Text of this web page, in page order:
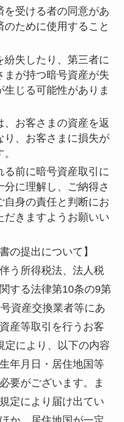
を受ける者の同意があ
ために使用すること
失したり、第三者に
まが持つ暗号資産が失
じる可能性がありま
お客さまの資産を返
り、お客さまに損失が
前に暗号資産取引に
に理解し、ご納得さ
自身の責任と判断にお
だきますようお願いい
の提出について】
う所得税法、法人税
する法律第10条の9第
資産交換業者等にあ
産等取引を行うお客
定により、以下の内容
年月日・居住地国等
要がございます。ま
定により届け出てい